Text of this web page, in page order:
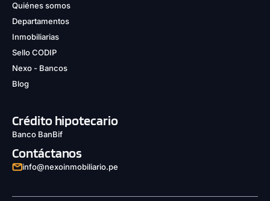
Quiénes somos
Departamentos
Inmobiliarias
Sello CODIP
Nexo - Bancos
Blog
Crédito hipotecario
Banco BanBif
Contáctanos
info@nexoinmobiliario.pe